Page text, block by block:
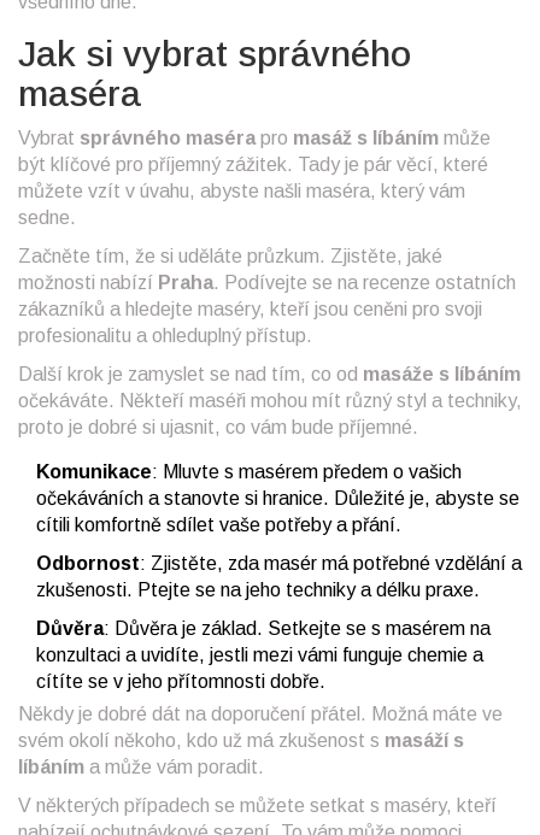
Jak si vybrat správného
maséra
Vybrat správného masérapro masáž s líbáním může
být klíčové pro příjemný zážitek. Tady je pár věcí, které
můžete vzít v úvahu, abyste našli maséra, který vám
sedne.
Začněte tím, že si uděláte průzkum. Zjistěte, jaké
možnosti nabízí Praha. Podívejte se na recenze ostatních
zákazníků a hledejte maséry, kteří jsou ceněni pro svoji
profesionalitu a ohleduplný přístup.
Další krok je zamyslet se nad tím, co od masáže s líbáním
očekáváte. Někteří maséři mohou mít různý styl a techniky,
proto je dobré si ujasnit, co vám bude příjemné.
Komunikace: Mluvte s masérem předem o vašich
očekáváních a stanovte si hranice. Důležité je, abyste se
cítili komfortně sdílet vaše potřeby a přání.
Odbornost: Zjistěte, zda masér má potřebné vzdělání a
zkušenosti. Ptejte se na jeho techniky a délku praxe.
Důvěra: Důvěra je základ. Setkejte se s masérem na
konzultaci a uvidíte, jestli mezi vámi funguje chemie a
cítíte se v jeho přítomnosti dobře.
Někdy je dobré dát na doporučení přátel. Možná máte ve
svém okolí někoho, kdo už má zkušenost s masáží s
líbáním a může vám poradit.
V některých případech se můžete setkat s maséry, kteří